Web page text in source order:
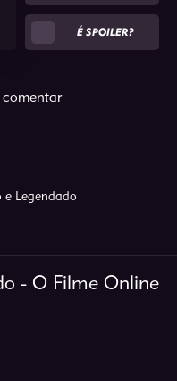
É SPOILER?
Legendado
- O Filme Online